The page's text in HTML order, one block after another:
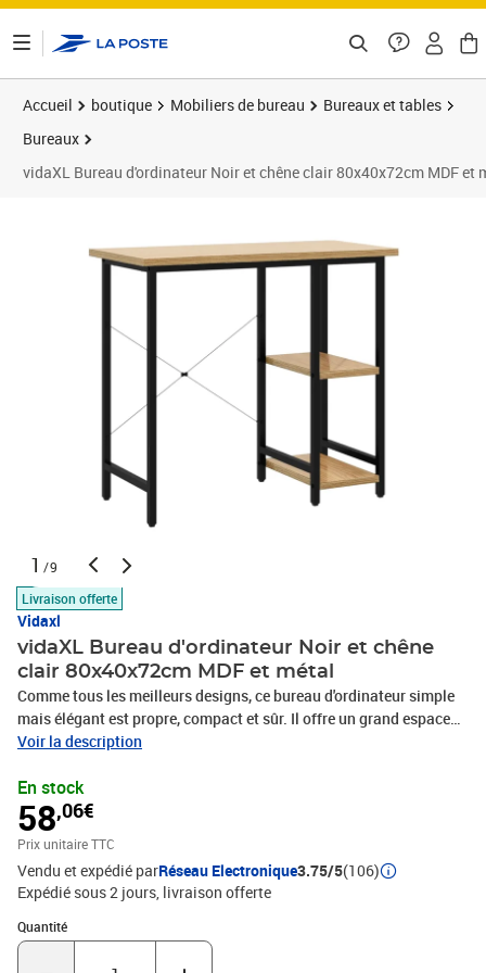
Accueil boutique Mobiliers de bureau
Bureaux et tables
Bureaux
vidaXL Bureau d'ordinateur Noir et chêne clair 80x40x72cm MDF et
1 /9
Livraison offerte
Vidaxl
vidaXL Bureau d'ordinateur Noir et chêne
clair 80x40x72cm MDF et métal
Comme tous les meilleurs designs, ce bureau d'ordinateur simple
mais élégant est propre, compact et sûr. Il offre un grand espace
de travail, ce qui en fait un meuble très pratique et polyvalent à
enduit de poudre, le bureau est extrêmement stable, solide et
durable. De plus, le cadre en métal confère au bureau un style
industriel, apportant une touche de charme unique à votre
intérieur. Améliorez votre intérieur avec ce bureau moderne
!Couleur : noir et chêne clairMatériau : MDF, métal enduit de
poudreDimensions totales : 80 x 40 x 72 cm (L x I x H)Épaisseur du
MDF : 15 mmL'assemblage est requisAVERTISSEMENT: Afin
d'éviter qu'il ne bascule, le produit doit être utilisé avec le dispositif
Voir la description
En stock
58,06€
Prix unitaire TTC
Vendu et expédié parRéseau Electronique3.75/5(106)
Expédié sous 2 jours livraison offerte
Quantité
Quantité : 1